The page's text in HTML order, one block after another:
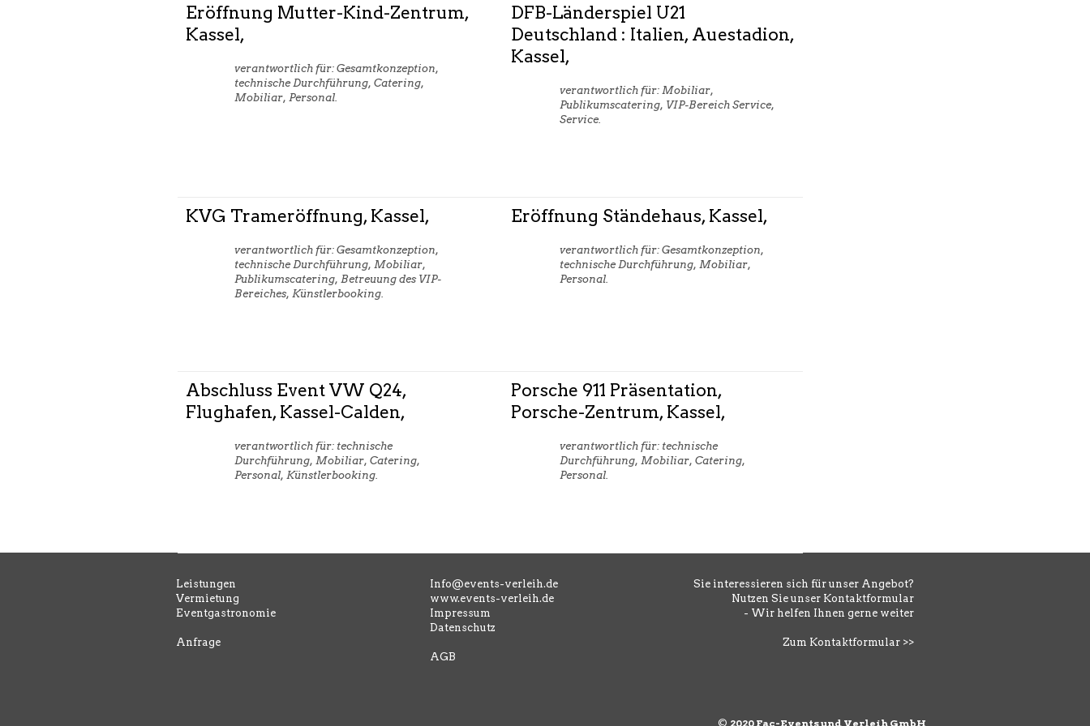
Eröffnung Mutter-Kind-Zentrum,
Kassel,
verantwortlich für: Gesamtkonzeption,
technische Durchführung, Catering,
Mobiliar, Personal.
DFB-Länderspiel U21
Deutschland : Italien, Auestadion,
Kassel,
verantwortlich für: Mobiliar,
Publikumscatering, VIP-Bereich Service,
Service.
KVG Trameröffnung, Kassel,
verantwortlich für: Gesamtkonzeption,
technische Durchführung, Mobiliar,
Publikumscatering, Betreuung des VIP-
Bereiches, Künstlerbooking.
Eröffnung Ständehaus, Kassel,
verantwortlich für: Gesamtkonzeption,
technische Durchführung, Mobiliar,
Personal.
Abschluss Event VW Q24,
Flughafen, Kassel-Calden,
verantwortlich für: technische
Durchführung, Mobiliar, Catering,
Personal, Künstlerbooking.
Porsche 911 Präsentation,
Porsche-Zentrum, Kassel,
verantwortlich für: technische
Durchführung, Mobiliar, Catering,
Personal.
Leistungen
Vermietung
Eventgastronomie
Anfrage
Info@events-verleih.de
www.events-verleih.de
Impressum
Datenschutz
AGB
Sie interessieren sich für unser Angebot?
Nutzen Sie unser Kontaktformular
- Wir helfen Ihnen gerne weiter
Zum Kontaktformular >>
© 2020 Fac-Events und Verleih GmbH